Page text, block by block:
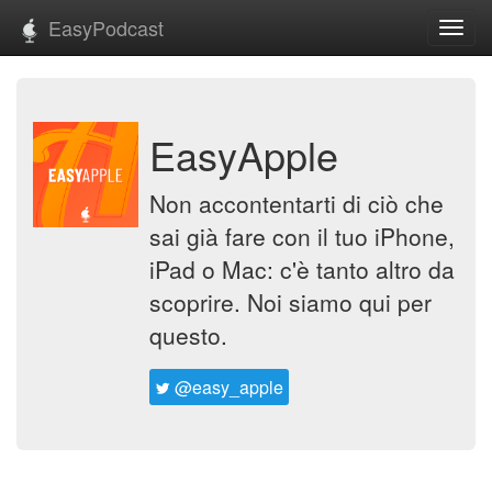
EasyPodcast
EasyApple
Non accontentarti di ciò che
sai già fare con il tuo iPhone,
iPad o Mac: c'è tanto altro da
scoprire. Noi siamo qui per
questo.
@easy_apple